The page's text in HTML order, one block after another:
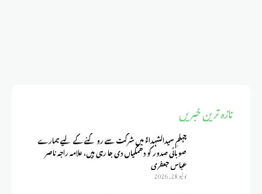
تازہ ترین خبریں
چہلمِ سیدالشہداءؑ میں شرکت سے روکنے کے لیے ہمارے
صوبائی صدور کو دھمکیاں دی جا رہی ہیں، علامہ راجہ ناصر
عباس جعفری
يوليو 28, 2026